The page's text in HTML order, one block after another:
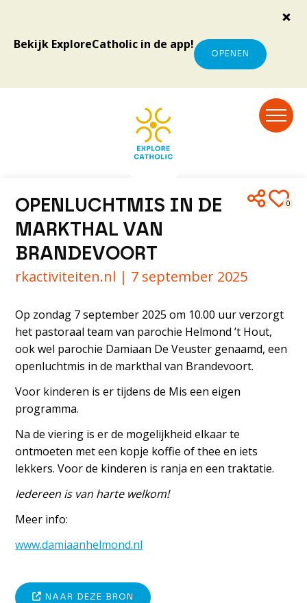
Bekijk ExploreCatholic in de app!
OPENEN
0
OPENLUCHTMIS IN DE
MARKTHAL VAN
BRANDEVOORT
rkactiviteiten.nl | 7 september 2025
Op zondag 7 september 2025 om 10.00 uur verzorgt
het pastoraal team van parochie Helmond ’t Hout,
ook wel parochie Damiaan De Veuster genaamd, een
openluchtmis in de markthal van Brandevoort.
Voor kinderen is er tijdens de Mis een eigen
programma.
Na de viering is er de mogelijkheid elkaar te
ontmoeten met een kopje koffie of thee en iets
lekkers. Voor de kinderen is ranja en een traktatie.
Iedereen is van harte welkom!
Meer info:
www.damiaanhelmond.nl
NAAR DEZE BRON